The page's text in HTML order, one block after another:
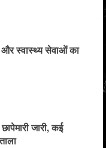
स्वास्थ्य सेवाओं का
जारी, कई